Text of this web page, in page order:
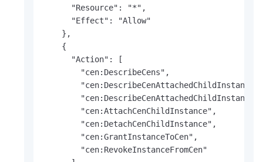
      "Resource": "*",
      "Effect": "Allow"
    },
    {
      "Action": [
        "cen:DescribeCens",
        "cen:AttachCenChildInstance",
        "cen:DetachCenChildInstance",
        "cen:GrantInstanceToCen",
        "cen:RevokeInstanceFromCen"